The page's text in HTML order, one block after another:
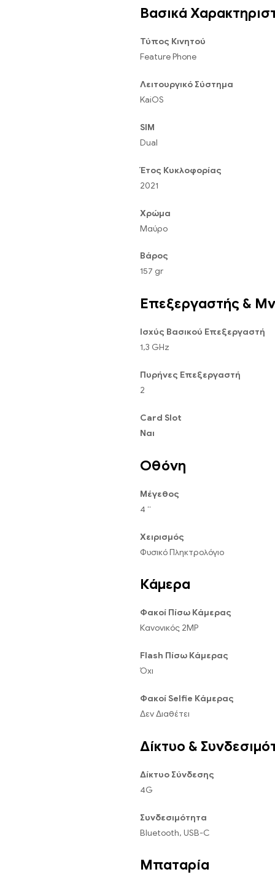
Βασικά
Τύπος Κινητού
Feature Phone
Λειτουργικό Σύστημα
KaiOS
SIM
Dual
Έτος Κυκλοφορίας
2021
Χρώμα
Μαύρο
Βάρος
157 gr
Επεξεργαστής &
Ισχύς Βασικού Επεξεργαστή
1,3 GHz
Πυρήνες Επεξεργαστή
2
Card Slot
Ναι
Οθόνη
Μέγεθος
4 “
Χειρισμός
Φυσικό Πληκτρολόγιο
Κάμερα
Φακοί Πίσω Κάμερας
Κανονικός 2MP
Flash Πίσω Κάμερας
Όχι
Φακοί Selfie Κάμερας
Δεν Διαθέτει
Δίκτυο &
Δίκτυο Σύνδεσης
4G
Συνδεσιμότητα
Bluetooth, USB-C
Μπαταρία